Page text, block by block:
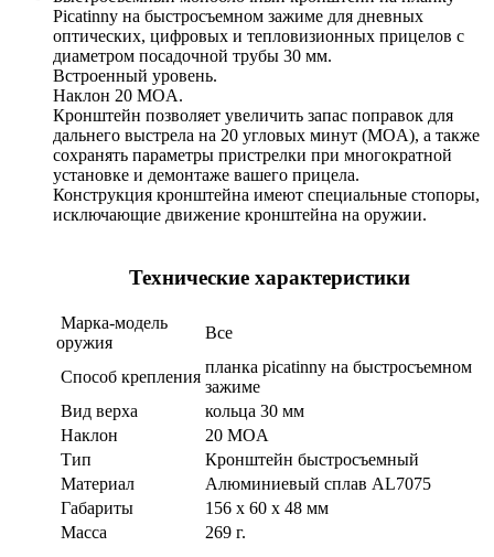
Picatinny на быстросъемном зажиме для дневных
оптических, цифровых и тепловизионных прицелов с
диаметром посадочной трубы 30 мм.
Встроенный уровень.
Наклон 20 MOA.
Кронштейн позволяет увеличить запас поправок для
дальнего выстрела на 20 угловых минут (MOA), а также
сохранять параметры пристрелки при многократной
установке и демонтаже вашего прицела.
Конструкция кронштейна имеют специальные стопоры,
исключающие движение кронштейна на оружии.
Технические характеристики
Марка-модель
оружия
Все
Способ крепления
планка picatinny на быстросъемном
зажиме
Вид верха
кольца 30 мм
Наклон
20 MOA
Тип
Кронштейн быстросъемный
Материал
Алюминиевый сплав AL7075
Габариты
156 x 60 x 48 мм
Масса
269 г.